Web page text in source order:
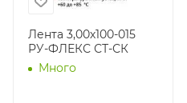
Лента 3,00х100-015
РУ-ФЛЕКС СТ-СК
Много